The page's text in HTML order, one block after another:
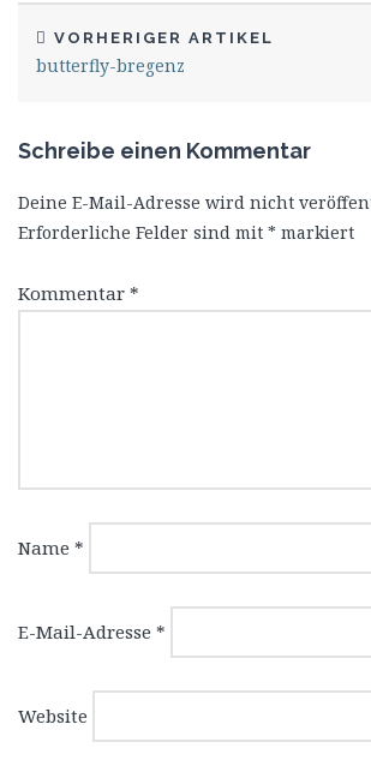
VORHERIGER ARTIKEL
butterfly-bregenz
Schreibe einen Kommentar
Deine E-Mail-Adresse wird nicht
Erforderliche Felder sind mit * markiert
Kommentar *
Name *
E-Mail-Adresse *
Website